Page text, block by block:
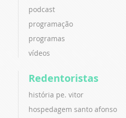
podcast
programação
programas
vídeos
Redentoristas
história pe. vitor
hospedagem santo afonso